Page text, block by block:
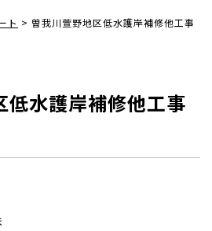
ト > 曽我川萱野地区低水護岸補修他工事
低水護岸補修他工事